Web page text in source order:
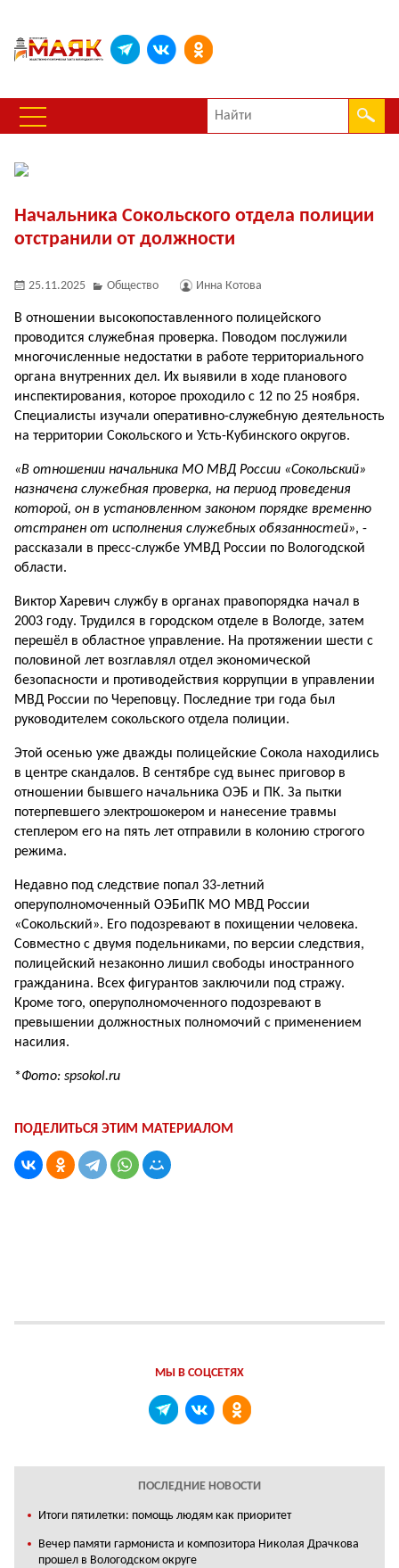
Начальника Сокольского отдела полиции
отстранили от должности
25.11.2025 Общество Инна Котова
В отношении высокопоставленного полицейского
проводится служебная проверка. Поводом послужили
многочисленные недостатки в работе территориального
органа внутренних дел. Их выявили в ходе планового
инспектирования, которое проходило с 12 по 25 ноября.
Специалисты изучали оперативно-служебную деятельность
на территории Сокольского и Усть-Кубинского округов.
«В отношении начальника МО МВД России «Сокольский»
назначена служебная проверка, на период проведения
которой, он в установленном законом порядке временно
отстранен от исполнения служебных обязанностей», -
рассказали в пресс-службе УМВД России по Вологодской
области.
Виктор Харевич службу в органах правопорядка начал в
2003 году. Трудился в городском отделе в Вологде, затем
перешёл в областное управление. На протяжении шести с
половиной лет возглавлял отдел экономической
безопасности и противодействия коррупции в управлении
МВД России по Череповцу. Последние три года был
руководителем сокольского отдела полиции.
Этой осенью уже дважды полицейские Сокола находились
в центре скандалов. В сентябре суд вынес приговор в
отношении бывшего начальника ОЭБ и ПК. За пытки
потерпевшего электрошокером и нанесение травмы
степлером его на пять лет отправили в колонию строгого
режима.
Недавно под следствие попал 33-летний
оперуполномоченный ОЭБиПК МО МВД России
«Сокольский». Его подозревают в похищении человека.
Совместно с двумя подельниками, по версии следствия,
полицейский незаконно лишил свободы иностранного
гражданина. Всех фигурантов заключили под стражу.
Кроме того, оперуполномоченного подозревают в
превышении должностных полномочий с применением
насилия.
*Фото: spsokol.ru
ПОДЕЛИТЬСЯ ЭТИМ МАТЕРИАЛОМ
МЫ В СОЦСЕТЯХ
ПОСЛЕДНИЕ НОВОСТИ
Итоги пятилетки: помощь людям как приоритет
Вечер памяти гармониста и композитора Николая Драчкова
прошел в Вологодском округе